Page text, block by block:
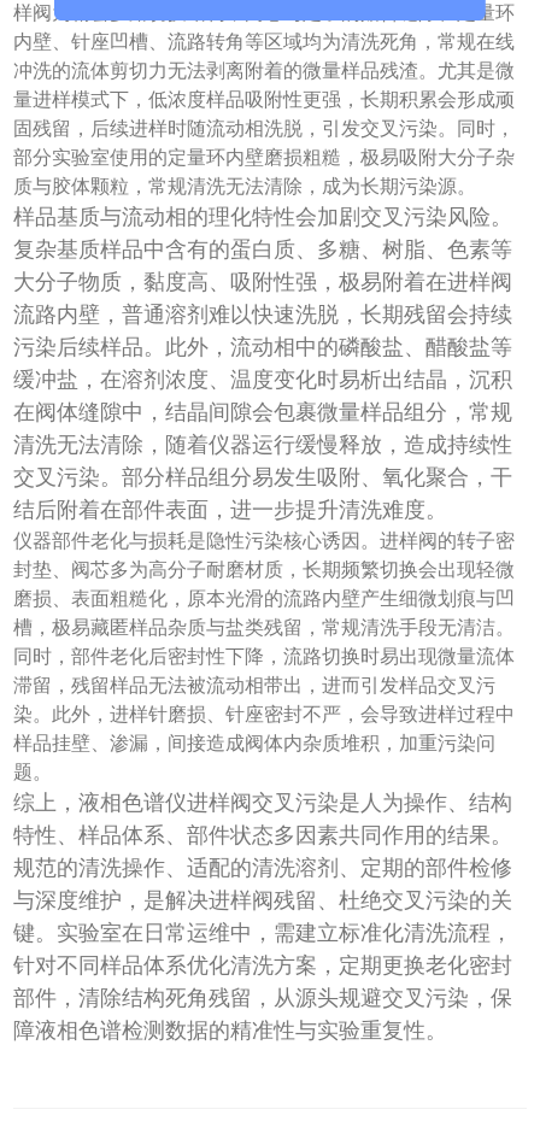
样阀为精密多路切换结构，阀芯与定子的贴合缝隙、定量环
内壁、针座凹槽、流路转角等区域均为清洗死角，常规在线
冲洗的流体剪切力无法剥离附着的微量样品残渣。尤其是微
量进样模式下，低浓度样品吸附性更强，长期积累会形成顽
固残留，后续进样时随流动相洗脱，引发交叉污染。同时，
部分实验室使用的定量环内壁磨损粗糙，极易吸附大分子杂
质与胶体颗粒，常规清洗无法清除，成为长期污染源。
样品基质与流动相的理化特性会加剧交叉污染风险。
复杂基质样品中含有的蛋白质、多糖、树脂、色素等
大分子物质，黏度高、吸附性强，极易附着在进样阀
流路内壁，普通溶剂难以快速洗脱，长期残留会持续
污染后续样品。此外，流动相中的磷酸盐、醋酸盐等
缓冲盐，在溶剂浓度、温度变化时易析出结晶，沉积
在阀体缝隙中，结晶间隙会包裹微量样品组分，常规
清洗无法清除，随着仪器运行缓慢释放，造成持续性
交叉污染。部分样品组分易发生吸附、氧化聚合，干
结后附着在部件表面，进一步提升清洗难度。
仪器部件老化与损耗是隐性污染核心诱因。进样阀的转子密
封垫、阀芯多为高分子耐磨材质，长期频繁切换会出现轻微
磨损、表面粗糙化，原本光滑的流路内壁产生细微划痕与凹
槽，极易藏匿样品杂质与盐类残留，常规清洗手段无清洁。
同时，部件老化后密封性下降，流路切换时易出现微量流体
滞留，残留样品无法被流动相带出，进而引发样品交叉污
染。此外，进样针磨损、针座密封不严，会导致进样过程中
样品挂壁、渗漏，间接造成阀体内杂质堆积，加重污染问
题。
综上，液相色谱仪进样阀交叉污染是人为操作、结构
特性、样品体系、部件状态多因素共同作用的结果。
规范的清洗操作、适配的清洗溶剂、定期的部件检修
与深度维护，是解决进样阀残留、杜绝交叉污染的关
键。实验室在日常运维中，需建立标准化清洗流程，
针对不同样品体系优化清洗方案，定期更换老化密封
部件，清除结构死角残留，从源头规避交叉污染，保
障液相色谱检测数据的精准性与实验重复性。